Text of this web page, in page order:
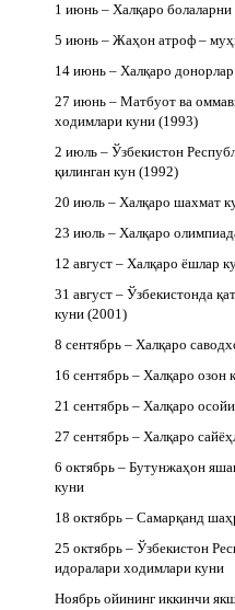
1 июнь – Халқаро
5 июнь – Жаҳон атроф –
14 июнь – Халқаро
27 июнь – Матбуот ва
ходимлари куни (1993)
2 июль – Ўзбекистон
қилинган кун (1992)
20 июль – Халқаро шахмат
23 июль – Халқаро
12 август – Халқаро ёшлар
31 август – Ўзбекистонда
куни (2001)
8 сентябрь – Халқаро
16 сентябрь – Халқаро
21 сентябрь – Халқаро
27 сентябрь – Халқаро
6 октябрь – Бутунжаҳон
куни
18 октябрь – Самарқанд
25 октябрь – Ўзбекистон
идоралари ходимлари куни
Ноябрь ойининг иккинчи